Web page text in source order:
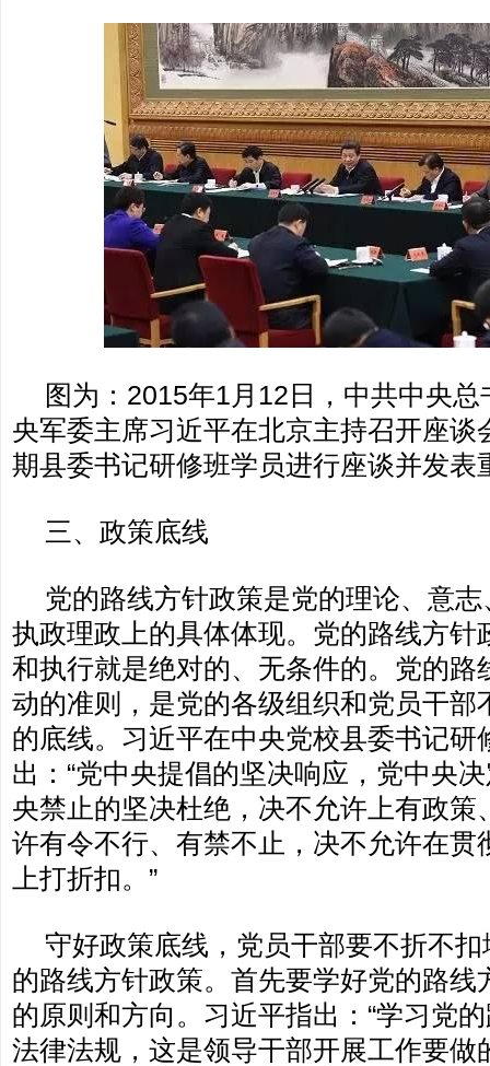
图为：2015年1月12日，中共中央
央军委主席习近平在北京主持召开座谈
期县委书记研修班学员进行座谈并发表
三、政策底线
党的路线方针政策是党的理论、意
执政理政上的具体体现。党的路线方针
和执行就是绝对的、无条件的。党的路
动的准则，是党的各级组织和党员干部
的底线。习近平在中央党校县委书记研
出：“党中央提倡的坚决响应，党中央
央禁止的坚决杜绝，决不允许上有政策
许有令不行、有禁不止，决不允许在贯
上打折扣。”
守好政策底线，党员干部要不折不
的路线方针政策。首先要学好党的路线
的原则和方向。习近平指出：“学习党
法律法规，这是领导干部开展工作要做